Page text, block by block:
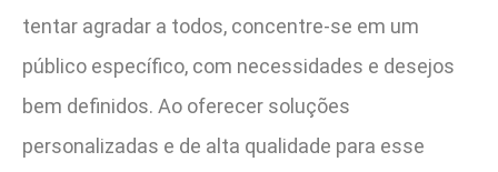
tentar agradar a todos, concentre-se em um
público específico, com necessidades e desejos
bem definidos. Ao oferecer soluções
personalizadas e de alta qualidade para esse